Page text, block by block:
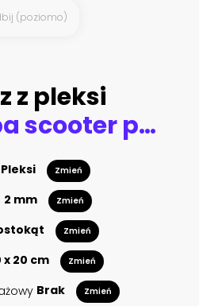
(poziomo)
z pleksi
A red vespa scooter parked on a paved street
Pleksi Zmień
2 mm Zmień
Zmień
x 20 cm Zmień
Brak Zmień